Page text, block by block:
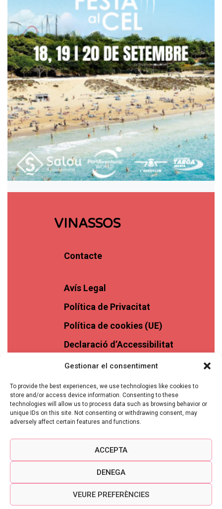
Gestionar el consentiment
To provide the best experiences, we use technologies like cookies to
store and/or access device information. Consenting to these
technologies will allow us to process data such as browsing behavior or
unique IDs on this site. Not consenting or withdrawing consent, may
adversely affect certain features and functions.
ACCEPTA
DENEGA
VEURE PREFERÈNCIES
VINASSOS
Contacte
Avís Legal
Política de Privacitat
Política de cookies (UE)
Declaració d’Accessibilitat
VINASSOS © 2026 TOTS ELS DRETS RESERVATS -